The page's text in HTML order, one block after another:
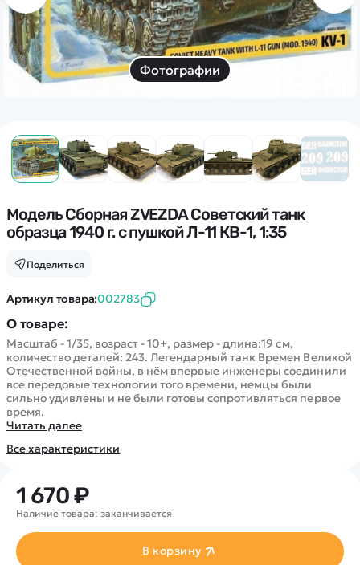
Фотографии
Модель Сборная ZVEZDA Советский танк
образца 1940 г. с пушкой Л-11 КВ-1, 1:35
Поделиться
Артикул товара:002783
О товаре:
Масштаб - 1/35, возраст - 10+, размер - длина:19 см,
количество деталей: 243. Легендарный танк Времен Великой
Отечественной войны, в нём впервые инженеры соединили
все передовые технологии того времени, немцы были
сильно удивлены и не были готовы сопротивляться первое
время.
Читать далее
Все характеристики
1 670 ₽
Наличие товара: заканчивается
В корзину
Дополнительный способ связи
WhatsApp/Мобильный
Есть вопрос? Можем связаться с вами
Наши соцсети:
Каталог
Квадрокоптеры
Машинки
Танки
Вертолеты
Катера
Роботы
Самолеты
Сборные модели
Спецтехника
Железные дороги
Конструкторы
Информация
Оптовые продажи
Блог
Статьи про беспилотники
Обзор квадрокоптеров
Покупка в кредит
Покупателю
Контакты
Оплата и доставка
Помощь
Оплата на сайте